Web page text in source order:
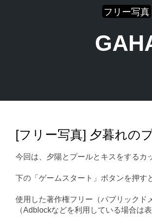
フリー写真
[フリー写真] 夕暮れの
今回は、夕陽とプールとキスをするカ
下の「ゲームスタート」ボタンを押す
使用した著作権フリー（パブリックド
（Adblockなどを利用している場合は